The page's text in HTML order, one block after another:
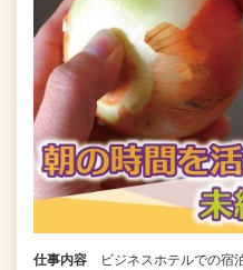
仕事内容
ビジネスホテルでの宿